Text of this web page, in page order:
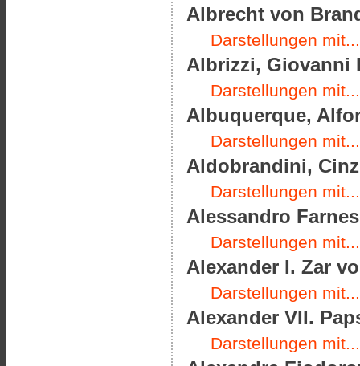
Albrecht von
Darstellungen mit...
Albrizzi, Giovanni
Darstellungen mit...
Albuquerque,
Darstellungen mit...
Aldobrandini,
Darstellungen mit...
Alessandro
Darstellungen mit...
Alexander I. Zar
Darstellungen mit...
Alexander VII.
Darstellungen mit...